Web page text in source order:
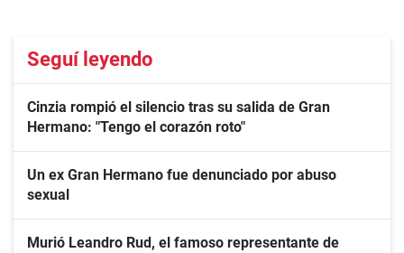
Seguí leyendo
Cinzia rompió el silencio tras su salida de Gran
Hermano: "Tengo el corazón roto"
Un ex Gran Hermano fue denunciado por abuso
sexual
Murió Leandro Rud, el famoso representante de